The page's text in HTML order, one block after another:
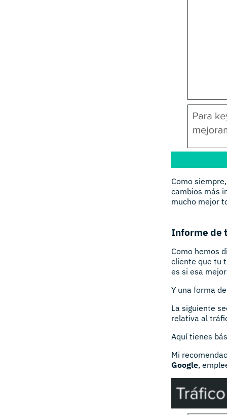
Como
cambios más
mucho mejor
Informe de
Como hemos
cliente que tu
es si esa
Y una forma
La siguiente
relativa al
Aquí tienes
Mi
Google,